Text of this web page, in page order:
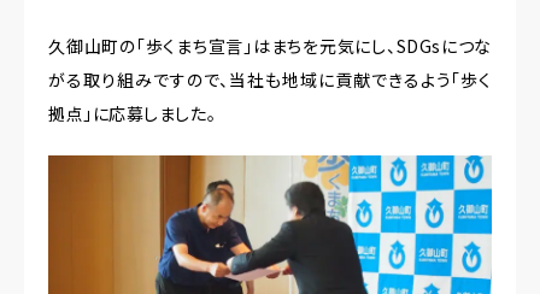
久御山町の「歩くまち宣言」はまちを元気にし、SDGsにつな
がる取り組みですので、当社も地域に貢献できるよう「歩く
拠点」に応募しました。